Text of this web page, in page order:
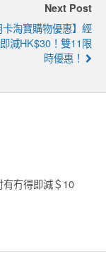
Next Post
卡淘寶購物優惠】經
減HK$30！雙11限
時優惠！
冇得即減＄10